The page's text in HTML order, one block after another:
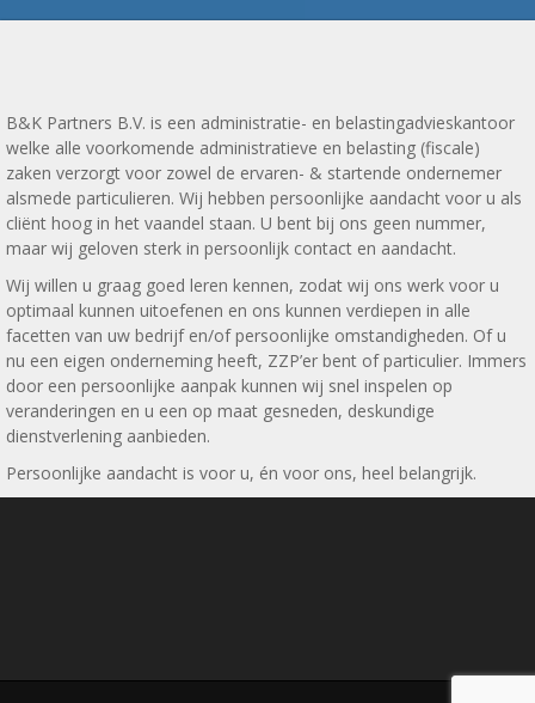
B&K Partners B.V. is een administratie- en belastingadvieskantoor
welke alle voorkomende administratieve en belasting (fiscale)
zaken verzorgt voor zowel de ervaren- & startende ondernemer
alsmede particulieren. Wij hebben persoonlijke aandacht voor u als
cliënt hoog in het vaandel staan. U bent bij ons geen nummer,
maar wij geloven sterk in persoonlijk contact en aandacht.
Wij willen u graag goed leren kennen, zodat wij ons werk voor u
optimaal kunnen uitoefenen en ons kunnen verdiepen in alle
facetten van uw bedrijf en/of persoonlijke omstandigheden. Of u
nu een eigen onderneming heeft, ZZP’er bent of particulier. Immers
door een persoonlijke aanpak kunnen wij snel inspelen op
veranderingen en u een op maat gesneden, deskundige
dienstverlening aanbieden.
Persoonlijke aandacht is voor u, én voor ons, heel belangrijk.